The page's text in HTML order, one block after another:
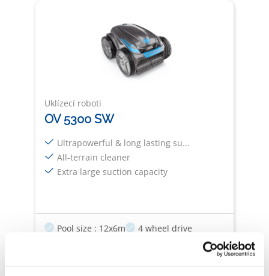
Uklízecí roboti
OV 5300 SW
Ultrapowerful & long lasting su...
All-terrain cleaner
Extra large suction capacity
Pool size : 12x6m
4 wheel drive
Trolley